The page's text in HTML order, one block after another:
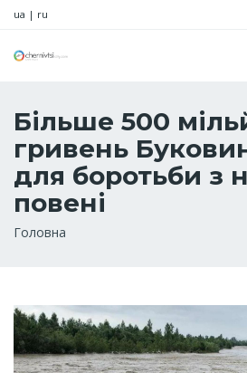
ua | ru
Більше 500
гривень
для боротьби з
повені
Рядок
Головна